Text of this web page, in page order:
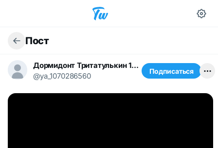
Пост
Дормидонт Тритатулькин 1668491367
@ya_1070286560
Подписаться